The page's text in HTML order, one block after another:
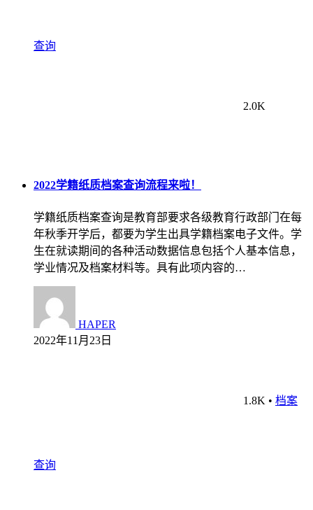
查询
2.0K
2022学籍纸质档案查询流程来啦！
学籍纸质档案查询是教育部要求各级教育行政部门在每
年秋季开学后，都要为学生出具学籍档案电子文件。学
生在就读期间的各种活动数据信息包括个人基本信息，
学业情况及档案材料等。具有此项内容的…
HAPER
2022年11月23日
1.8K • 档案
查询